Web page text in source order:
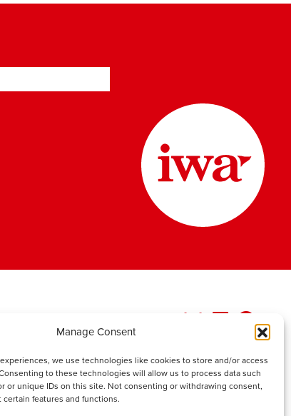
Manage Consent
we use technologies like cookies to store and/or access
to these technologies will allow us to process data such
or unique IDs on this site. Not consenting or withdrawing consent,
certain features and functions.